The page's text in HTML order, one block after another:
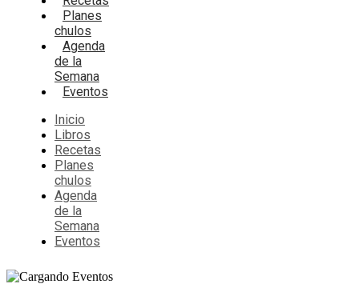
Planes
chulos
Agenda
de la
Semana
Eventos
Inicio
Libros
Recetas
Planes
chulos
Agenda
de la
Semana
Eventos